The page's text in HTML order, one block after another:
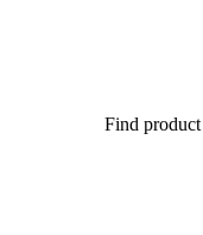
Find product